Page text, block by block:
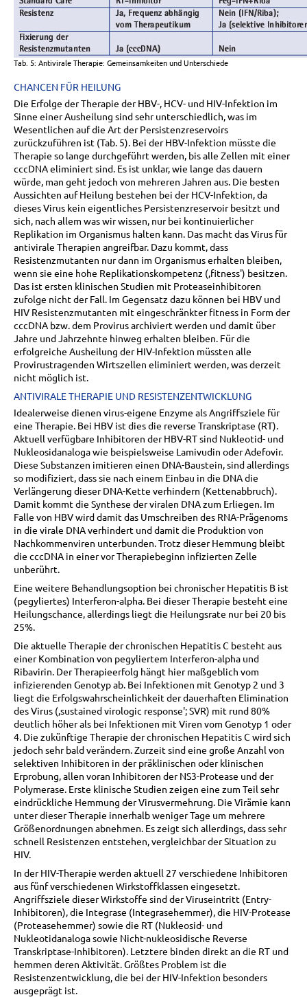
Tab. 5: Antivirale Therapie: Gemeinsamkeiten und Unterschiede
CHANCEN FÜR HEILUNG
Die Erfolge der Therapie der HBV-, HCV- und HIV-Infektion im
Sinne einer Ausheilung sind sehr unterschiedlich, was im
Wesentlichen auf die Art der Persistenzreservoirs
zurückzuführen ist (Tab. 5). Bei der HBV-Infektion müsste die
Therapie so lange durchgeführt werden, bis alle Zellen mit einer
cccDNA eliminiert sind. Es ist unklar, wie lange das dauern
würde, man geht jedoch von mehreren Jahren aus. Die besten
Aussichten auf Heilung bestehen bei der HCV-Infektion, da
dieses Virus kein eigentliches Persistenzreservoir besitzt und
sich, nach allem was wir wissen, nur bei kontinuierlicher
Replikation im Organismus halten kann. Das macht das Virus für
antivirale Therapien angreifbar. Dazu kommt, dass
Resistenzmutanten nur dann im Organismus erhalten bleiben,
wenn sie eine hohe Replikationskompetenz (‚fitness') besitzen.
Das ist ersten klinischen Studien mit Proteaseinhibitoren
zufolge nicht der Fall. Im Gegensatz dazu können bei HBV und
HIV Resistenzmutanten mit eingeschränkter fitness in Form der
cccDNA bzw. dem Provirus archiviert werden und damit über
Jahre und Jahrzehnte hinweg erhalten bleiben. Für die
erfolgreiche Ausheilung der HIV-Infektion müssten alle
Provirustragenden Wirtszellen eliminiert werden, was derzeit
nicht möglich ist.
ANTIVIRALE THERAPIE UND RESISTENZENTWICKLUNG
Idealerweise dienen virus-eigene Enzyme als Angriffsziele für
eine Therapie. Bei HBV ist dies die reverse Transkriptase (RT).
Aktuell verfügbare Inhibitoren der HBV-RT sind Nukleotid- und
Nukleosidanaloga wie beispielsweise Lamivudin oder Adefovir.
Diese Substanzen imitieren einen DNA-Baustein, sind allerdings
so modifiziert, dass sie nach einem Einbau in die DNA die
Verlängerung dieser DNA-Kette verhindern (Kettenabbruch).
Damit kommt die Synthese der viralen DNA zum Erliegen. Im
Falle von HBV wird damit das Umschreiben des RNA-Prägenoms
in die virale DNA verhindert und damit die Produktion von
Nachkommenviren unterbunden. Trotz dieser Hemmung bleibt
die cccDNA in einer vor Therapiebeginn infizierten Zelle
unberührt.
Eine weitere Behandlungsoption bei chronischer Hepatitis B ist
(pegyliertes) Interferon-alpha. Bei dieser Therapie besteht eine
Heilungschance, allerdings liegt die Heilungsrate nur bei 20 bis
25%.
Die aktuelle Therapie der chronischen Hepatitis C besteht aus
einer Kombination von pegyliertem Interferon-alpha und
Ribavirin. Der Therapieerfolg hängt hier maßgeblich vom
infizierenden Genotyp ab. Bei Infektionen mit Genotyp 2 und 3
liegt die Erfolgswahrscheinlichkeit der dauerhaften Elimination
des Virus (‚sustained virologic response'; SVR) mit rund 80%
deutlich höher als bei Infektionen mit Viren vom Genotyp 1 oder
4. Die zukünftige Therapie der chronischen Hepatitis C wird sich
jedoch sehr bald verändern. Zurzeit sind eine große Anzahl von
selektiven Inhibitoren in der präklinischen oder klinischen
Erprobung, allen voran Inhibitoren der NS3-Protease und der
Polymerase. Erste klinische Studien zeigen eine zum Teil sehr
eindrückliche Hemmung der Virusvermehrung. Die Virämie kann
unter dieser Therapie innerhalb weniger Tage um mehrere
Größenordnungen abnehmen. Es zeigt sich allerdings, dass sehr
schnell Resistenzen entstehen, vergleichbar der Situation zu
HIV.
In der HIV-Therapie werden aktuell 27 verschiedene Inhibitoren
aus fünf verschiedenen Wirkstoffklassen eingesetzt.
Angriffsziele dieser Wirkstoffe sind der Viruseintritt (Entry-
Inhibitoren), die Integrase (Integrasehemmer), die HIV-Protease
(Proteasehemmer) sowie die RT (Nukleosid- und
Nukleotidanaloga sowie Nicht-nukleosidische Reverse
Transkriptase-Inhibitoren). Letztere binden direkt an die RT und
hemmen deren Aktivität. Größtes Problem ist die
Resistenzentwicklung, die bei der HIV-Infektion besonders
ausgeprägt ist.